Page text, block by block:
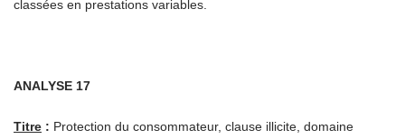
classées en prestations variables.
ANALYSE 17
Titre : Protection du consommateur, clause illicite, domaine